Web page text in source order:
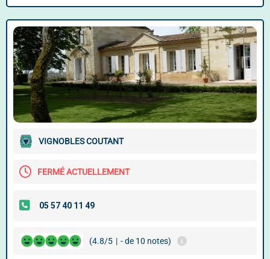
VIGNOBLES COUTANT
FERMÉ ACTUELLEMENT
(4.8/5 | - de 10 notes)